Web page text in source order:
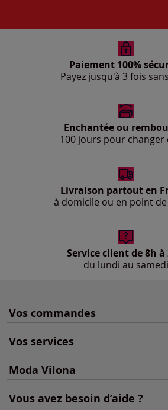
Paiement 100%
Payez jusqu'à 3 fois
Enchantée ou
100 jours pour changer
Livraison partout en
à domicile ou en point
Service client de 8h à
du lundi au samedi
Vos commandes
Vos services
Moda Vilona
Vous avez besoin d’aide ?